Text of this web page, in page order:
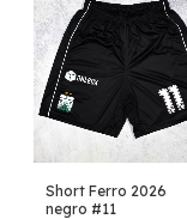
Short Ferro 2026
negro #11